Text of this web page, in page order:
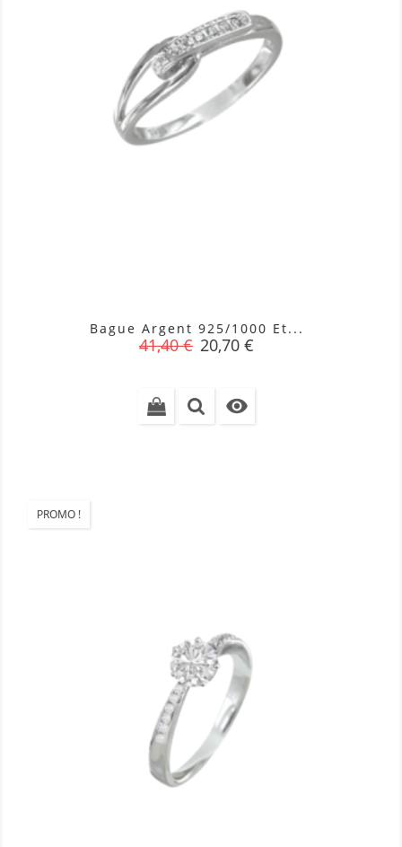
Bague Argent 925/1000 Et...
Prix
41,40 € Prix
20,70 €

PROMO !